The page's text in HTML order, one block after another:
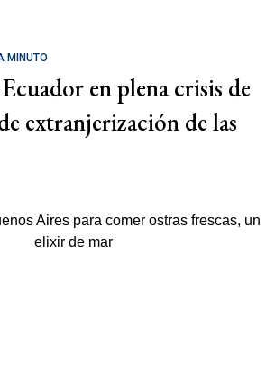
MINUTO
en plena crisis de
extranjerización de las